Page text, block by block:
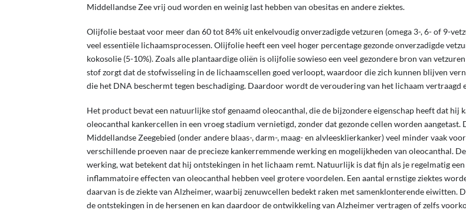
Middellandse Zee vrij oud worden en weinig last hebben van obesitas en andere ziektes.
Olijfolie bestaat voor meer dan 60 tot 84% uit enkelvoudig onverzadigde vetzuren (omega 3-, 6- of 9-
veel essentiële lichaamsprocessen. Olijfolie heeft een veel hoger percentage gezonde onverzadigde
kokosolie (5-10%). Zoals alle plantaardige oliën is olijfolie sowieso een veel gezondere bron van
stof zorgt dat de stofwisseling in de lichaamscellen goed verloopt, waardoor die zich kunnen blijven
die het DNA beschermt tegen beschadiging. Daardoor wordt de veroudering van het lichaam vertraagd
Het product bevat een natuurlijke stof genaamd oleocanthal, die de bijzondere eigenschap heeft dat
oleocanthal kankercellen in een vroeg stadium vernietigd, zonder dat gezonde cellen worden
Middellandse Zeegebied (onder andere blaas-, darm-, maag- en alvleesklierkanker) veel minder vaak
verschillende proeven naar de precieze kankerremmende werking en mogelijkheden van oleocanthal.
werking, wat betekent dat hij ontstekingen in het lichaam remt. Natuurlijk is dat fijn als je regelmatig
inflammatoire effecten van oleocanthal hebben veel grotere voordelen. Een aantal ernstige ziektes
daarvan is de ziekte van Alzheimer, waarbij zenuwcellen bedekt raken met samenklonterende
de ontstekingen in de hersenen en kan daardoor de ontwikkeling van Alzheimer vertragen of zelfs